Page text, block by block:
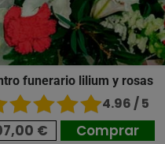
funerario lilium y rosas
4.96 / 5
€ Comprar